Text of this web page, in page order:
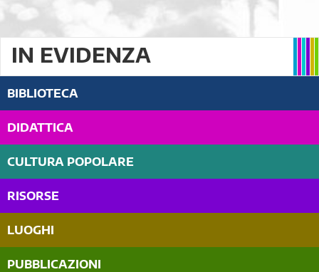
IN EVIDENZA
BIBLIOTECA
DIDATTICA
CULTURA POPOLARE
RISORSE
LUOGHI
PUBBLICAZIONI